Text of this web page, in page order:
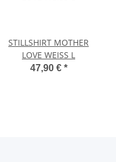
STILLSHIRT MOTHER
LOVE WEISS L
47,90 € *